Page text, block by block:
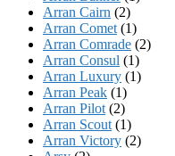
Arran Cairn (2)
Arran Comet (1)
Arran Comrade (2)
Arran Consul (1)
Arran Luxury (1)
Arran Peak (1)
Arran Pilot (2)
Arran Scout (1)
Arran Victory (2)